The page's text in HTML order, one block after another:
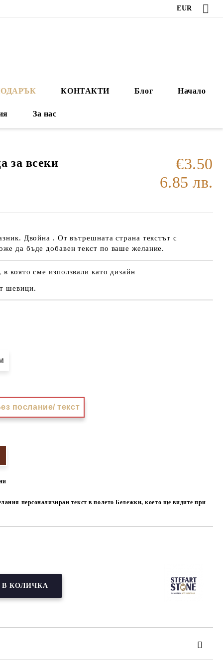
EUR
КОНТАКТИ Блог Начало
За нас
за всеки
€3.50
6.85 лв.
Двойна . От вътрешната страна текстът с
да бъде добавен текст по ваше желание.
която сме използвали като дизайн
шевици.
послание/ текст
персонализиран текст в полето Бележки, което ще видите при